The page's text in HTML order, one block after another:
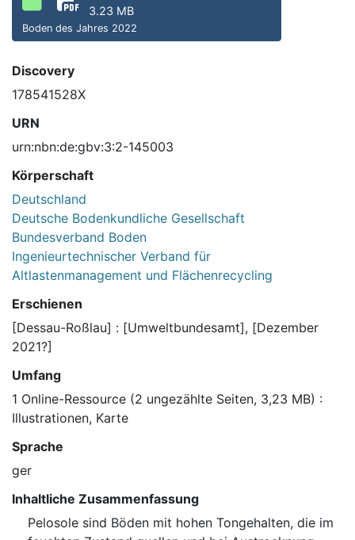
3.23 MB
Boden des Jahres 2022
Discovery
178541528X
URN
urn:nbn:de:gbv:3:2-145003
Körperschaft
Deutschland
Deutsche Bodenkundliche Gesellschaft
Bundesverband Boden
Ingenieurtechnischer Verband für
Altlastenmanagement und Flächenrecycling
Erschienen
[Dessau-Roßlau] : [Umweltbundesamt], [Dezember
2021?]
Umfang
1 Online-Ressource (2 ungezählte Seiten, 3,23 MB) :
Illustrationen, Karte
Sprache
ger
Inhaltliche Zusammenfassung
Pelosole sind Böden mit hohen Tongehalten, die im